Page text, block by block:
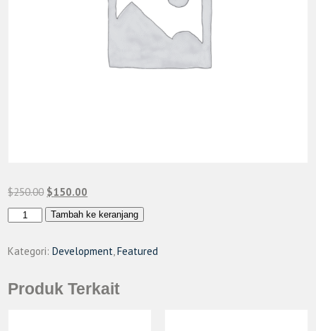
$250.00 Harga
aslinya
adalah:
$150.00
saat
ini
$150.00.
Kuantitas
for
Beginners
Master
Tambah ke keranjang
Kategori:Development ,Featured
Produk Terkait